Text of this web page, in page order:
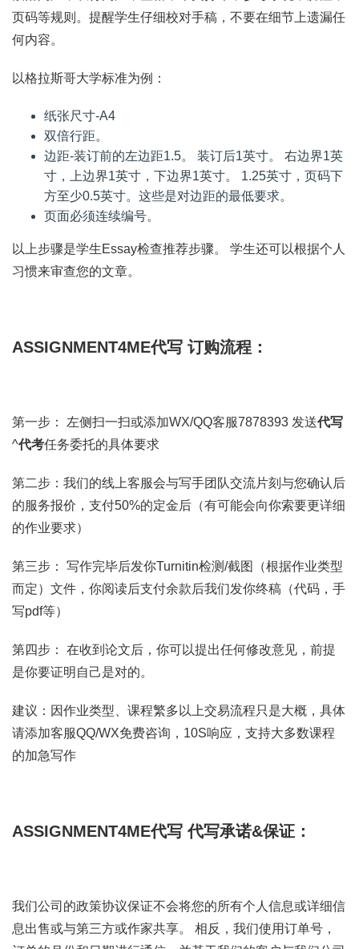
页码等规则。提醒学生仔细校对手稿，不要在细节上遗漏任
何内容。
以格拉斯哥大学标准为例：
纸张尺寸-A4
双倍行距。
边距-装订前的左边距1.5。 装订后1英寸。 右边界1英
寸，上边界1英寸，下边界1英寸。 1.25英寸，页码下
方至少0.5英寸。这些是对边距的最低要求。
页面必须连续编号。
以上步骤是学生Essay检查推荐步骤。 学生还可以根据个人
习惯来审查您的文章。
ASSIGNMENT4ME代写 订购流程：
第一步： 左侧扫一扫或添加WX/QQ客服7878393 发送代写
^代考任务委托的具体要求
第二步：我们的线上客服会与写手团队交流片刻与您确认后
的服务报价，支付50%的定金后（有可能会向你索要更详细
的作业要求）
第三步： 写作完毕后发你Turnitin检测/截图（根据作业类型
而定）文件，你阅读后支付余款后我们发你终稿（代码，手
写pdf等）
第四步： 在收到论文后，你可以提出任何修改意见，前提
是你要证明自己是对的。
建议：因作业类型、课程繁多以上交易流程只是大概，具体
请添加客服QQ/WX免费咨询，10S响应，支持大多数课程
的加急写作
ASSIGNMENT4ME代写代写承诺&保证：
我们公司的政策协议保证不会将您的所有个人信息或详细信
息出售或与第三方或作家共享。 相反，我们使用订单号，